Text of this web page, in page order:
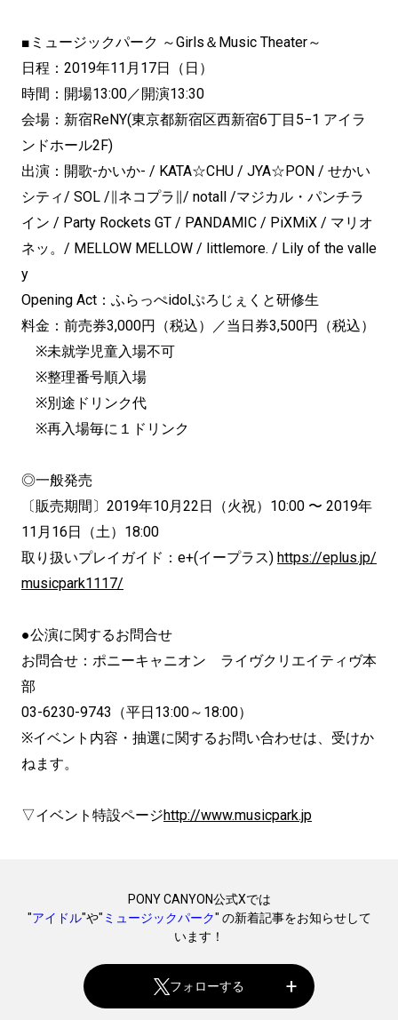
■ミュージックパーク ～Girls＆Music Theater～
日程：2019年11月17日（日）
時間：開場13:00／開演13:30
会場：新宿ReNY(東京都新宿区西新宿6丁目5−1 アイラ
ンドホール2F)
出演：開歌-かいか- / KATA☆CHU / JYA☆PON / せかい
シティ/ SOL /∥ネコプラ∥/ notall /マジカル・パンチラ
イン / Party Rockets GT / PANDAMIC / PiXMiX / マリオ
ネッ。/ MELLOW MELLOW / littlemore. / Lily of the valle
y
Opening Act：ふらっぺidolぷろじぇくと研修生
料金：前売券3,000円（税込）／当日券3,500円（税込）
※未就学児童入場不可
※整理番号順入場
※別途ドリンク代
※再入場毎に１ドリンク
◎一般発売
〔販売期間〕2019年10月22日（火祝）10:00 〜 2019年
11月16日（土）18:00
取り扱いプレイガイド：e+(イープラス) https://eplus.jp/
musicpark1117/
●公演に関するお問合せ
お問合せ：ポニーキャニオン ライヴクリエイティヴ本
部
03-6230-9743（平日13:00～18:00）
※イベント内容・抽選に関するお問い合わせは、受けか
ねます。
▽イベント特設ページhttp://www.musicpark.jp
PONY CANYON公式Xでは
"アイドル"や" ミュージックパーク" の新着記事をお知らせして
います！
フォローする